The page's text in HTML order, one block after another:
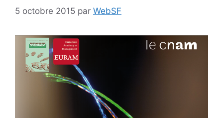
5 octobre 2015 par WebSF